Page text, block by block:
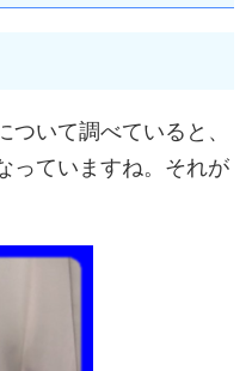
いて調べていると、
っていますね。それが